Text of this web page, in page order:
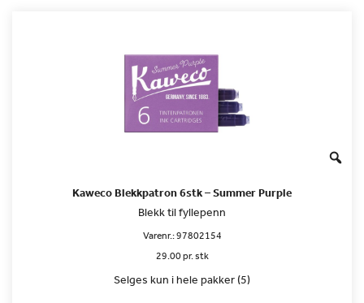
Kaweco Blekkpatron 6stk – Summer Purple
Blekk til fyllepenn
Varenr.:97802154
29.00 pr. stk
Selges kun i hele pakker (5)